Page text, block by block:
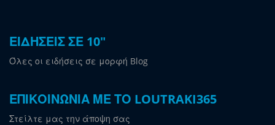
ΕΙΔΗΣΕΙΣ ΣΕ 10"
Όλες οι ειδήσεις σε μορφή Blog
ΕΠΙΚΟΙΝΩΝΙΑ ΜΕ ΤΟ LOUTRAKI365
Στείλτε μας την άποψη σας